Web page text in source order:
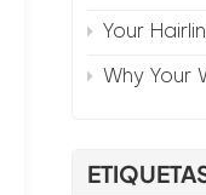
Your Hairline Crack
Why Your Winter